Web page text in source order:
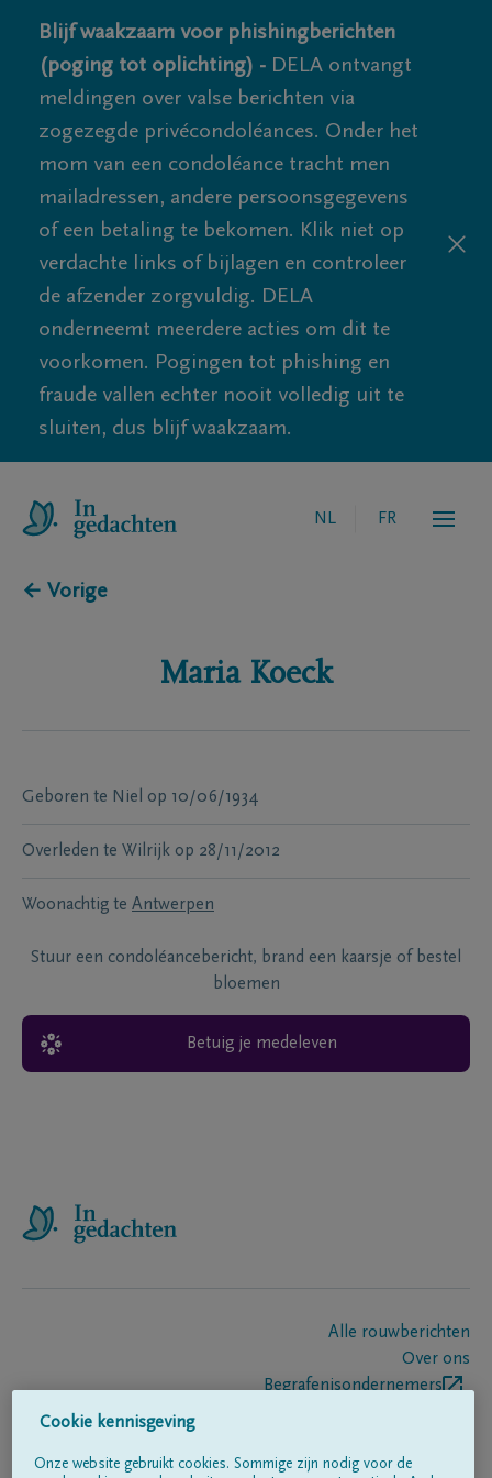
Blijf waakzaam voor phishingberichten
(poging tot oplichting) - DELA ontvangt
meldingen over valse berichten via
zogezegde privécondoléances. Onder het
mom van een condoléance tracht men
mailadressen, andere persoonsgegevens
of een betaling te bekomen. Klik niet op
verdachte links of bijlagen en controleer
de afzender zorgvuldig. DELA
onderneemt meerdere acties om dit te
voorkomen. Pogingen tot phishing en
fraude vallen echter nooit volledig uit te
sluiten, dus blijf waakzaam.
NL FR
← Vorige
Maria Koeck
Geboren te Niel op 10/06/1934
Overleden te Wilrijk op 28/11/2012
Woonachtig te Antwerpen
Stuur een condoléancebericht, brand een kaarsje of bestel
bloemen
Betuig je medeleven
Alle rouwberichten
Over ons
Begrafenisondernemers
Cookie kennisgeving
Onze website gebruikt cookies. Sommige zijn nodig voor de